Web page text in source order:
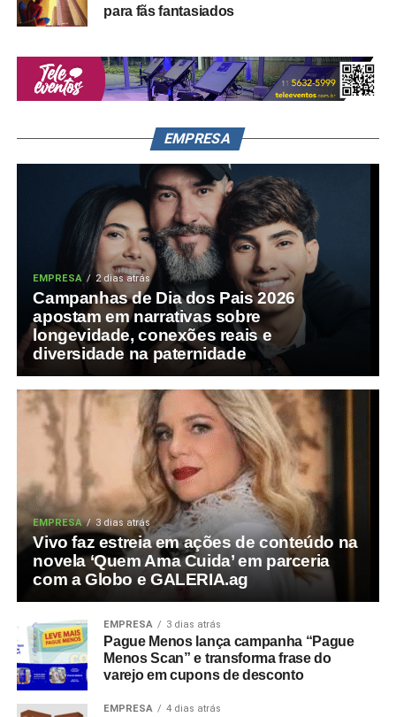
para fãs fantasiados
EMPRESA
EMPRESA 2 dias atrás
Campanhas de Dia dos Pais 2026
apostam em narrativas sobre
longevidade, conexões reais e
diversidade na paternidade
EMPRESA 3 dias atrás
Vivo faz estreia em ações de conteúdo na
novela ‘Quem Ama Cuida’ em parceria
com a Globo e GALERIA.ag
EMPRESA 3 dias atrás
Pague Menos lança campanha “Pague
Menos Scan” e transforma frase do
varejo em cupons de desconto
EMPRESA 4 dias atrás